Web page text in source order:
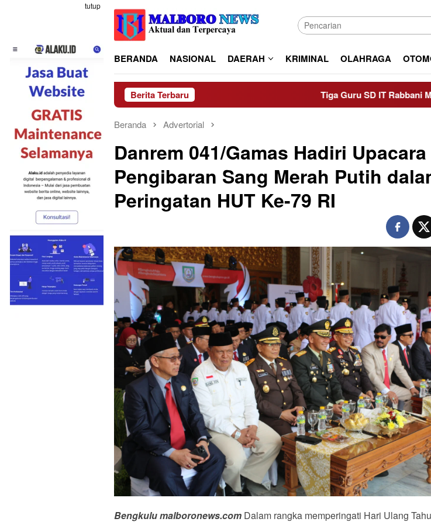
tutup
BERANDA NASIONAL DAERAH KRIMINAL OLAHRAGA
Berita Terbaru Tiga Guru SD IT Rabbani Mengaku
Beranda Advertorial
Danrem 041/Gamas Hadiri Upacara
Pengibaran Sang Merah Putih
Peringatan HUT Ke-79 RI
Bengkulu malboronews.com Dalam rangka memperingati Hari Ulang